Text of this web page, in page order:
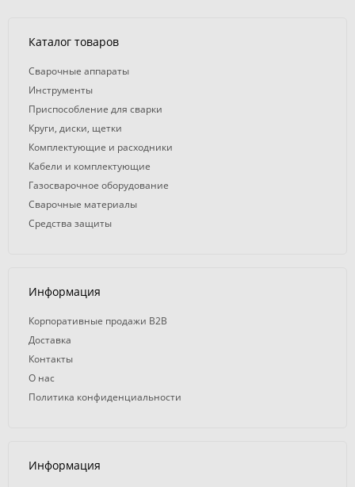
Каталог товаров
Сварочные аппараты
Инструменты
Приспособление для сварки
Круги, диски, щетки
Комплектующие и расходники
Кабели и комплектующие
Газосварочное оборудование
Сварочные материалы
Средства защиты
Информация
Корпоративные продажи B2B
Доставка
Контакты
О нас
Политика конфиденциальности
Информация